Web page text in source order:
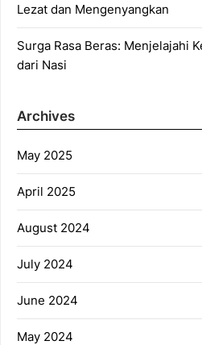
Lezat dan Mengenyangkan
Surga Rasa Beras: Menjelajahi
dari Nasi
Archives
May 2025
April 2025
August 2024
July 2024
June 2024
May 2024